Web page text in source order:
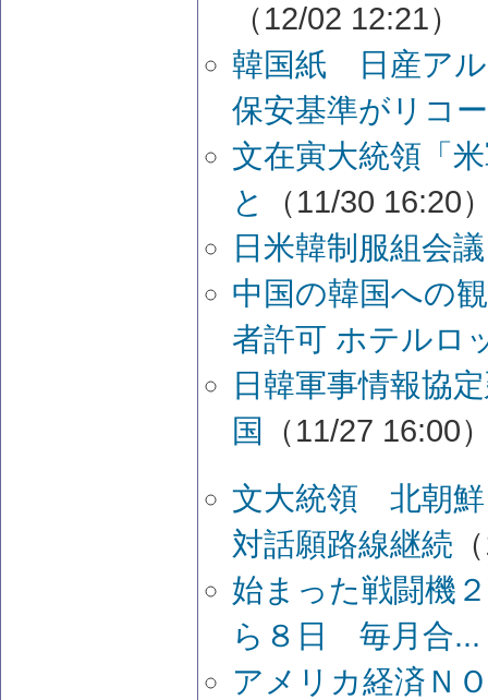
（12/02 12:21）
韓国紙 日産ア
保安基準がリコ
文在寅大統領「
と
（11/30 16:20
日米韓制服組会
中国の韓国への
者許可 ホテルロ
日韓軍事情報協
国
（11/27 16:00
文大統領 北朝
対話願路線継続
始まった戦闘機
ら８日 毎月合...
アメリカ経済Ｎ